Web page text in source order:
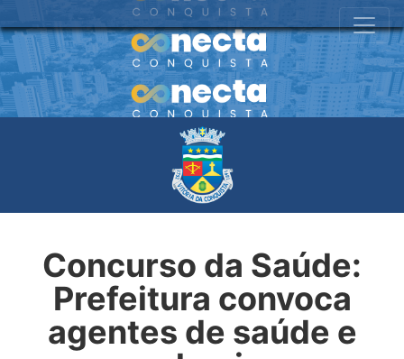
Concurso da Saúde:
Prefeitura convoca
agentes de saúde e